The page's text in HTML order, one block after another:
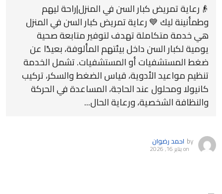
👴رعاية تمريض كبار السن في المنزل|راحة ليهم
وطمأنينة ليك 💙 رعاية تمريض كبار السن في المنزل
هي خدمة متكاملة تهدف لتوفير متابعة صحية
يومية لكبار السن داخل بيئتهم المألوفة، بعيدًا عن
ضغط المستشفيات أو المستشفيات. تشمل الخدمة
تنظيم مواعيد الأدوية، قياس الضغط والسكر، تركيب
كانيولا ومحلول عند الحاجة، المساعدة في الحركة
والنظافة الشخصية، ورعاية الحال...
by احمد رضوان
onيناير 16, 2026